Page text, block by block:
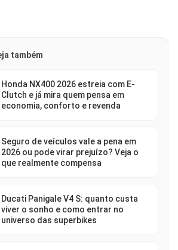
também
Honda NX400 2026 estreia com E-
Clutch e já mira quem pensa em
economia, conforto e revenda
Seguro de veículos vale a pena em
2026 ou pode virar prejuízo? Veja o
que realmente compensa
Ducati Panigale V4 S: quanto custa
viver o sonho e como entrar no
universo das superbikes